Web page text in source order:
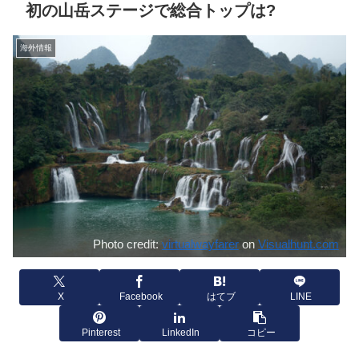
初の山岳ステージで総合トップは?
海外情報
Photo credit: virtualwayfareron Visualhunt.com
X Facebook はてブ LINE
Pinterest LinkedIn コピー